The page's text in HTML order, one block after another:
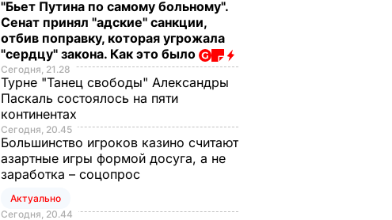
"Бьет Путина по самому больному".
Сенат принял "адские" санкции,
отбив поправку, которая угрожала
"сердцу" закона. Как это было
Сегодня, 21.28
Турне "Танец свободы" Александры
Паскаль состоялось на пяти
континентах
Сегодня, 20.45
Большинство игроков казино считают
азартные игры формой досуга, а не
заработка – соцопрос
Актуально
Сегодня, 20.44